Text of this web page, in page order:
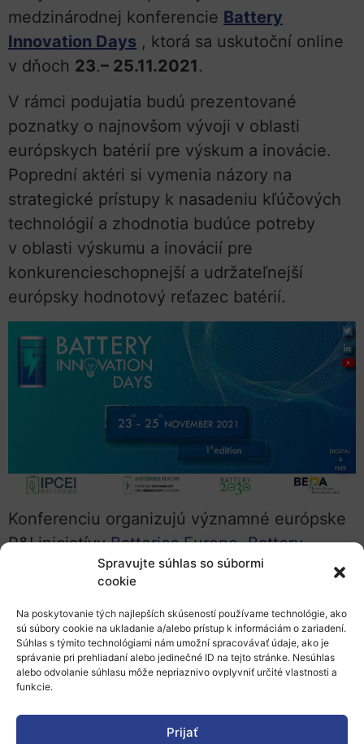
Spravujte súhlas so súbormi
cookie
Na poskytovanie tých najlepších skúseností používame technológie, ako
sú súbory cookie na ukladanie a/alebo prístup k informáciám o zariadení.
Súhlas s týmito technológiami nám umožní spracovávať údaje, ako je
správanie pri prehliadaní alebo jedinečné ID na tejto stránke. Nesúhlas
alebo odvolanie súhlasu môže nepriaznivo ovplyvniť určité vlastnosti a
funkcie.
Prijať
medzinárodnej konferencie Battery
Innovation Days , ktorá sa uskutoční online
v dňoch 23.– 25.11.2021.
V rámci podujatia budú prezentované
poznatky o najnovšom vývoji v oblasti
európskych batérií pre výskum a inovácie.
Poprední aktéri si vymenia názory na
strategické prístupy k nasadeniu kľúčových
technológií a zhodnotia budúce potreby
v oblasti výskumu a inovácií pre
konkurencieschopnejší a udržateľnejší
európsky hodnotový reťazec batérií.
Konferenciu organizujú významné európske
R&I iniciatívyBatteries Europe,Battery
Batteries European Partnership
v spolupráci s
and 2nd IPCEIa Európskou komisiou.
PROGRAM
Účasť na konferencii je bezplatná, vyžaduje
saregistráciavopred.